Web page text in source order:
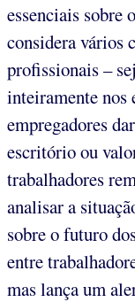
essenciais sobre
considera vários
profissionais –
inteiramente nos
empregadores
escritório ou
trabalhadores
analisar a
sobre o futuro
entre
mas lança um